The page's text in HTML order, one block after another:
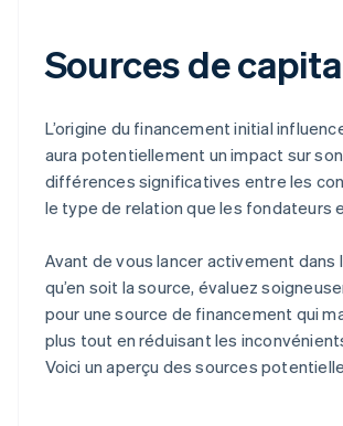
Sources de
L’origine du financement initial
aura potentiellement un impact sur
différences significatives entre les
le type de relation que les
Avant de vous lancer activement dans
qu’en soit la source, évaluez
pour une source de financement qui
plus tout en réduisant les
Voici un aperçu des sources